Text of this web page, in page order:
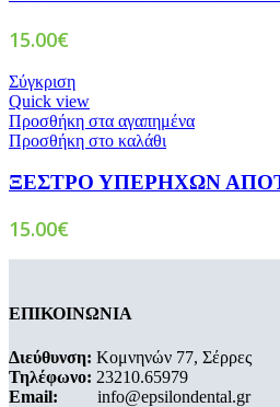
15.00€
Σύγκριση
Quick view
Προσθήκη στα αγαπημένα
Προσθήκη στο καλάθι
ΞΕΣΤΡΟ ΥΠΕΡΗΧΩΝ
15.00€
ΕΠΙΚΟΙΝΩΝΙΑ
Διεύθυνση: Κομνηνών 77, Σέρρες
Τηλέφωνο: 23210.65979
Email: info@epsilondental.gr